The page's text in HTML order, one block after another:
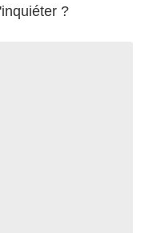
?